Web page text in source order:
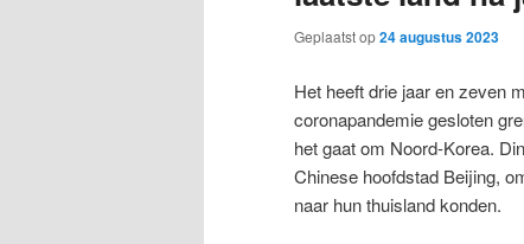
Geplaatst op24 augustus 2023
Het heeft drie jaar en zeven
coronapandemie gesloten
het gaat om Noord-Korea.
Chinese hoofdstad Beijing,
naar hun thuisland konden.